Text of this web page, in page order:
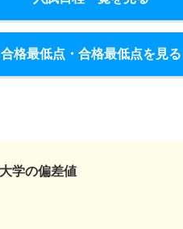
合格最低点・合格最低点を見る
学の偏差値